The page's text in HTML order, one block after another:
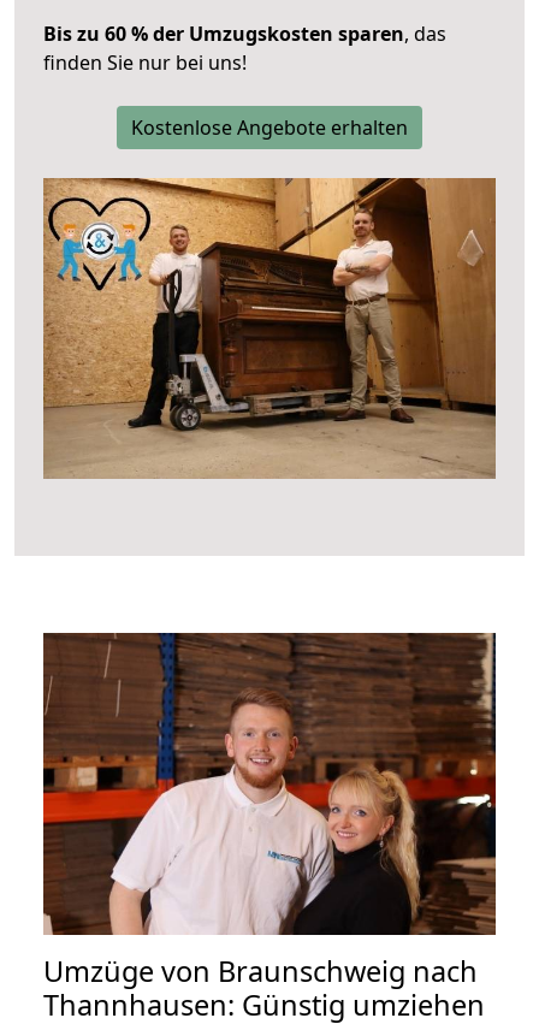
Bis zu 60 % der Umzugskosten sparen, das
finden Sie nur bei uns!
Kostenlose Angebote erhalten
Umzüge von Braunschweig nach
Thannhausen: Günstig umziehen